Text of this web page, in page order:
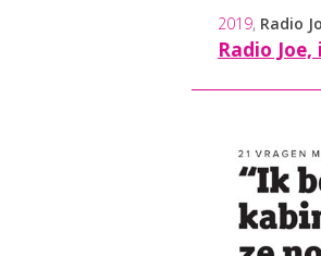
2019, Radio
Radio